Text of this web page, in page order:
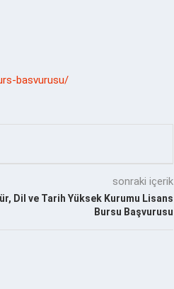
basvurusu/
sonraki içerik
Dil ve Tarih Yüksek Kurumu Lisans
Bursu Başvurusu